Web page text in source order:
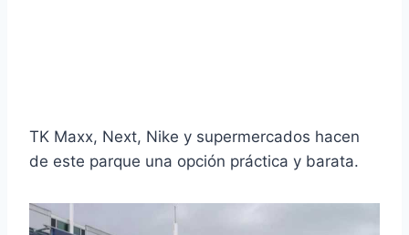
TK Maxx, Next, Nike y supermercados hacen
de este parque una opción práctica y barata.